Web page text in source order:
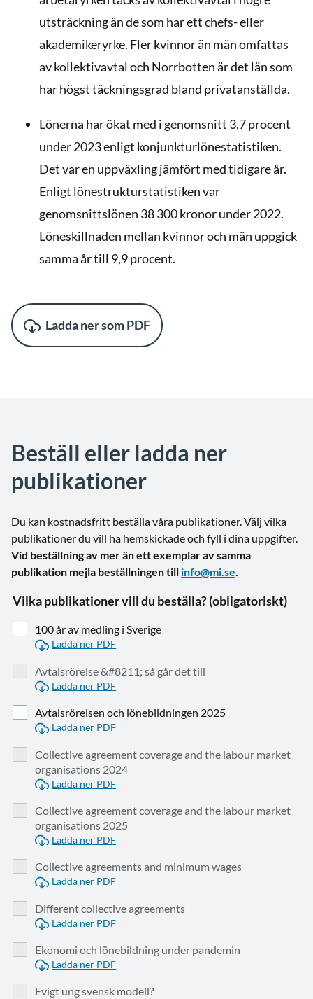
utsträckning än de som har ett chefs- eller
akademikeryrke. Fler kvinnor än män omfattas
av kollektivavtal och Norrbotten är det län som
har högst täckningsgrad bland privatanställda.
Lönerna har ökat med i genomsnitt 3,7 procent
under 2023 enligt konjunkturlönestatistiken.
Det var en uppväxling jämfört med tidigare år.
Enligt lönestrukturstatistiken var
genomsnittslönen 38 300 kronor under 2022.
Löneskillnaden mellan kvinnor och män uppgick
samma år till 9,9 procent.
Ladda ner som PDF
Beställ eller ladda ner
publikationer
Du kan kostnadsfritt beställa våra publikationer. Välj vilka
publikationer du vill ha hemskickade och fyll i dina uppgifter.
Vid beställning av mer än ett exemplar av samma
publikation mejla beställningen till info@mi.se.
Vilka publikationer vill du beställa? (obligatoriskt)
100 år av medling i Sverige
Ladda ner PDF
Avtalsrörelse &#8211; så går det till
Ladda ner PDF
Avtalsrörelsen och lönebildningen 2025
Ladda ner PDF
Collective agreement coverage and the labour market
organisations 2024
Ladda ner PDF
Collective agreement coverage and the labour market
organisations 2025
Ladda ner PDF
Collective agreements and minimum wages
Ladda ner PDF
Different collective agreements
Ladda ner PDF
Ekonomi och lönebildning under pandemin
Ladda ner PDF
Evigt ung svensk modell?